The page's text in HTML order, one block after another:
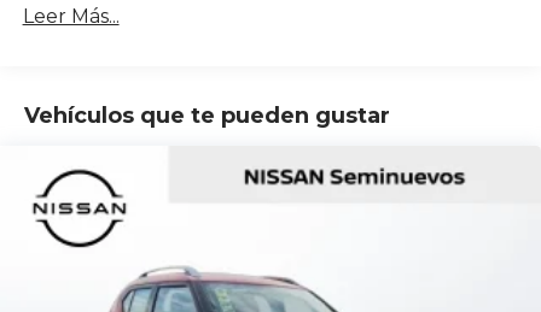
Leer Más...
Vehículos que te pueden gustar